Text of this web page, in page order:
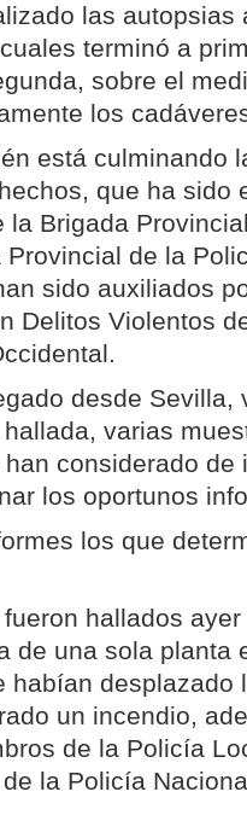
las autopsias
terminó a
sobre el
los
está culminando
que ha sido
la Brigada
Provincial de la
sido auxiliados
Delitos Violentos
desde Sevilla,
varias
considerado de
los oportunos
los que
hallados
de una sola planta
habían desplazado
un incendio,
de la Policía
la Policía